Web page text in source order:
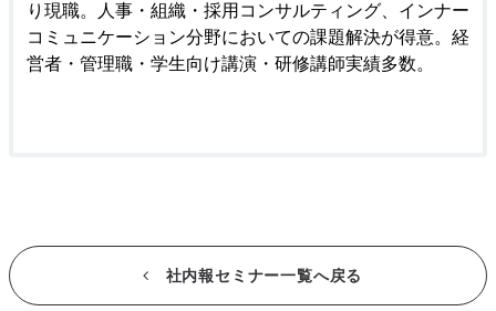
り現職。人事・組織・採用コンサルティング、インナー
コミュニケーション分野においての課題解決が得意。経
営者・管理職・学生向け講演・研修講師実績多数。
社内報セミナー一覧へ戻る